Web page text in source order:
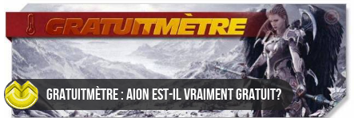
Gratuitmètre : Aion est-il vraiment gratuit?